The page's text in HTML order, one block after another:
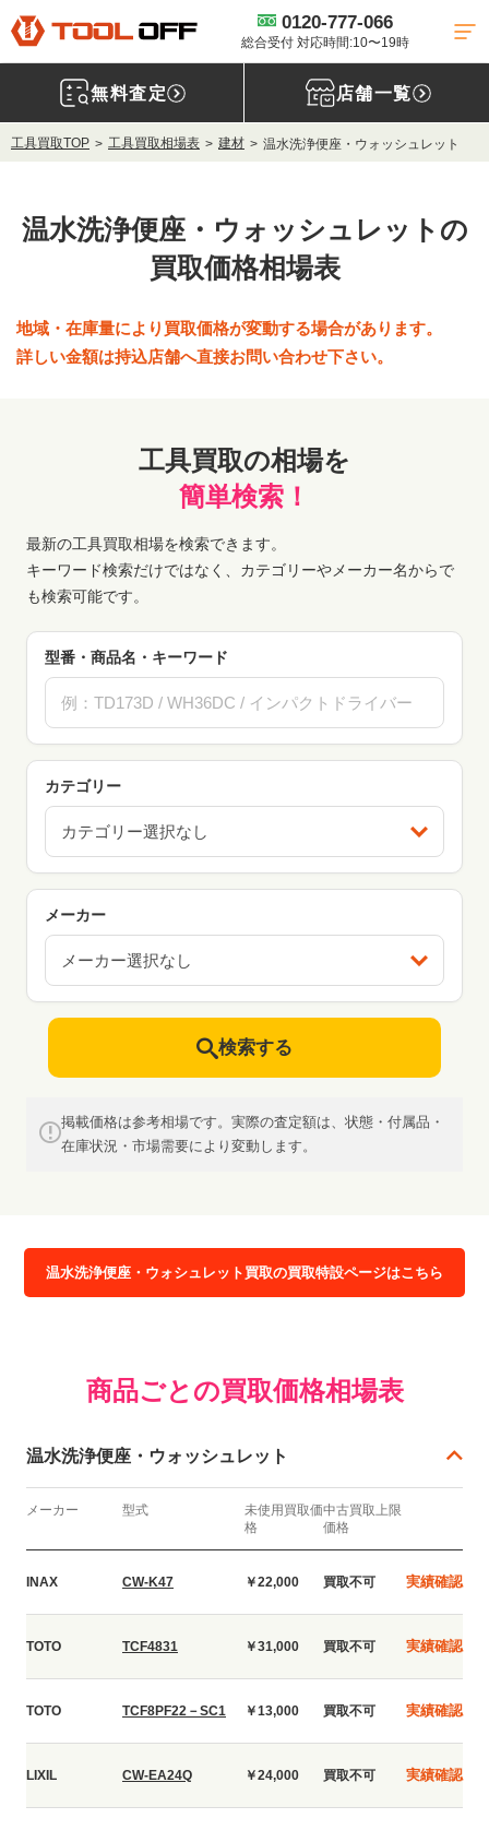
0120-777-066
総合受付 対応時間:10〜19時
無料査定 店舗一覧
工具買取TOP 工具買取相場表 建材 温水洗浄便座・ウォッシュレット
温水洗浄便座・ウォッシュレットの
買取価格相場表
地域・在庫量により買取価格が変動する場合があります。
詳しい金額は持込店舗へ直接お問い合わせ下さい。
工具買取の相場を
簡単検索！
最新の工具買取相場を検索できます。
キーワード検索だけではなく、カテゴリーやメーカー名からで
も検索可能です。
型番・商品名・キーワード
カテゴリー
カテゴリー選択なし
メーカー
メーカー選択なし
検索する
掲載価格は参考相場です。実際の査定額は、状態・付属品・
在庫状況・市場需要により変動します。
温水洗浄便座・ウォシュレット買取の買取特設ページはこちら
商品ごとの買取価格相場表
温水洗浄便座・ウォッシュレット
メーカー 型式
未使用買取価
格
中古買取上限
価格
INAX CW-K47 ￥22,000 買取不可 実績確認
TOTO TCF4831 ￥31,000 買取不可 実績確認
TOTO TCF8PF22－SC1 ￥13,000 買取不可 実績確認
LIXIL CW-EA24Q ￥24,000 買取不可 実績確認